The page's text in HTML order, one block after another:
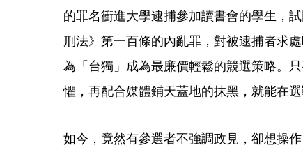
的罪名衝進大學逮捕參加讀書會的學生，
刑法》第一百條的內亂罪，對被逮捕者求
為「台獨」成為最廉價輕鬆的競選策略。
懼，再配合媒體鋪天蓋地的抹黑，就能在選
如今，竟然有參選者不強調政見，卻想操